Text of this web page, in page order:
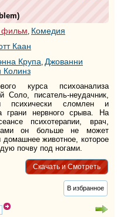
)
фильм, Комедия
Каан
Крупа, Джованни
Колинз
курса психоанализа
Соло, писатель-неудачник,
психически сломлен и
грани нервного срыва. На
психотерапии, врач,
он больше не может
домашнее животное, которое
почву под ногами.
Скачать и Смотреть
В избранное